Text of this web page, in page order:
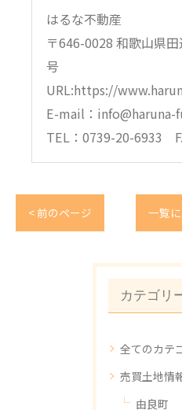
はるな不動産
〒646-0028 和歌山県
号
URL:https://
E-mail：info@haruna-
TEL：0739-20-6933
< 前のページ 一覧
カテゴリ
全てのカテ
売買土地情
由良町